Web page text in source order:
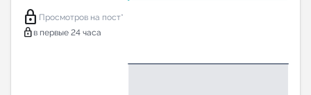
lock Просмотров на пост*
lock в первые 24 часа